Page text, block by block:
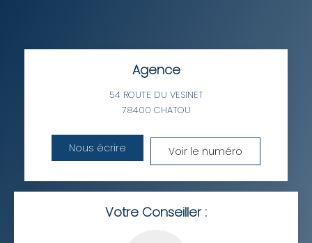
VOITURE
SUPERFICIE :
RÉSULTATS DES LYCÉES ECOLES ET CRÈCHES
Agence
54 ROUTE DU VESINET
78400 CHATOU
Nous écrire Voir le numéro
Votre Conseiller :